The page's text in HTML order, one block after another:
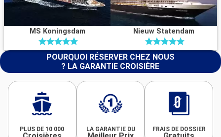
MS Koningsdam Nieuw Statendam
POURQUOI RÉSERVER CHEZ NOUS
? LA GARANTIE CROISIÈRE
PLUS DE 10 000 LA GARANTIE DU FRAIS DE DOSSIER